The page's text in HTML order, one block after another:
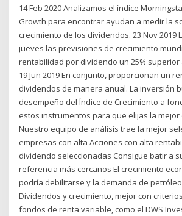
14 Feb 2020 Analizamos el índice
Growth para encontrar ayudan a medir la
crecimiento de los dividendos. 23 Nov 2019
jueves las previsiones de crecimiento
rentabilidad por dividendo un 25% superior
19 Jun 2019 En conjunto, proporcionan un
dividendos de manera anual. La inversión
desempeño del Índice de Crecimiento a
estos instrumentos para que elijas la mejor
Nuestro equipo de análisis trae la mejor
empresas con alta Acciones con alta
dividendo seleccionadas Consigue batir a
referencia más cercanos El crecimiento
podría debilitarse y la demanda de
Dividendos y crecimiento, mejor con
fondos de renta variable, como el DWS